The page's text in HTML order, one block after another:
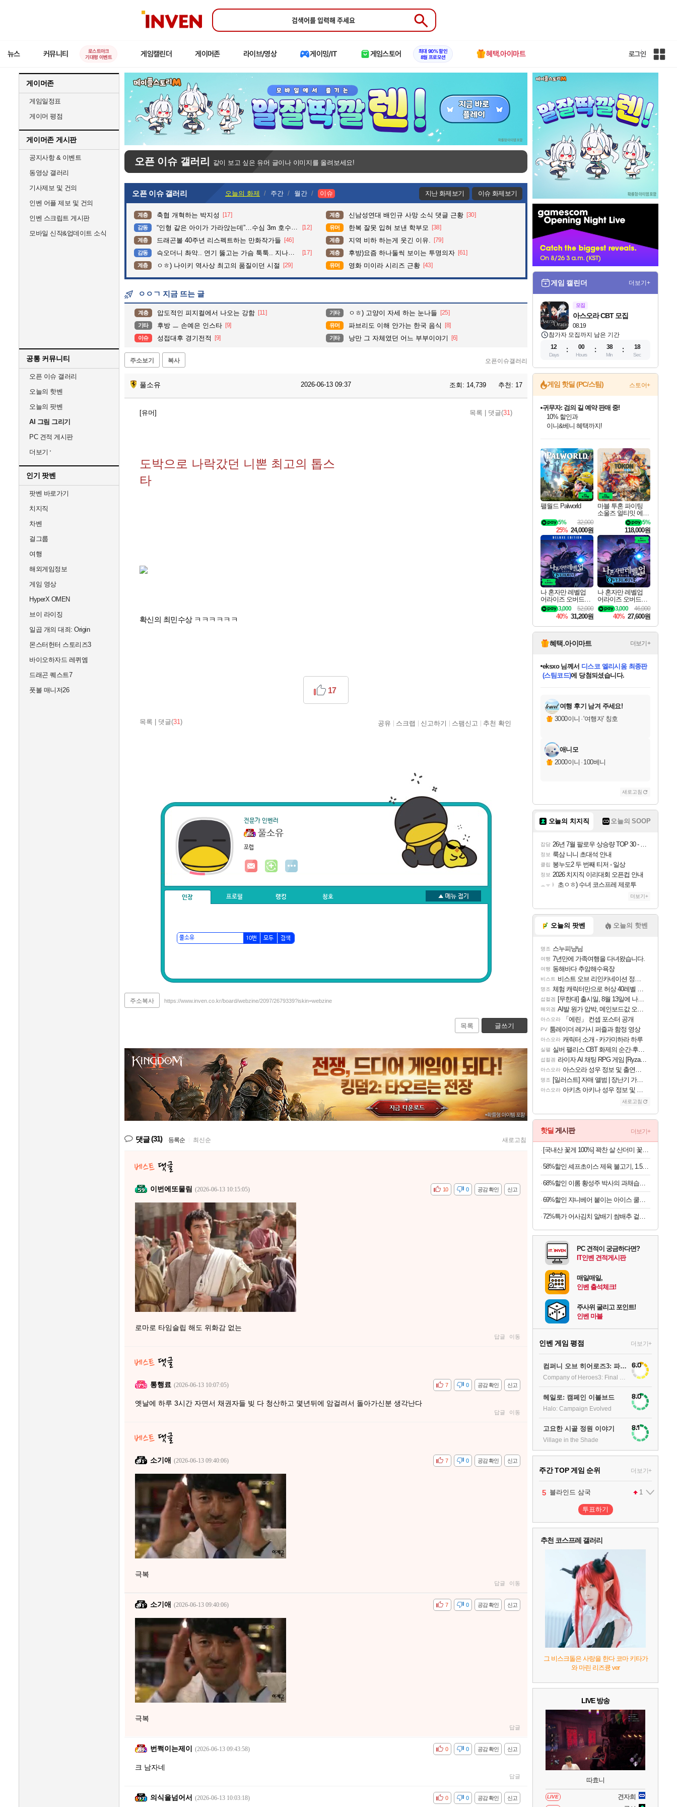
인
Submit
뉴스 커뮤니티
로스트아크
기대평 이벤트
게임캘린더 게이머존 라이브/영상 게이밍/IT 게임스토어
최대 90% 할인
8월 프로모션
혜택.아이마트 로그인
인
게이머존
게임일정표
게이머 평점
게이머존 게시판
공지사항 & 이벤트
동영상 갤러리
기사제보 및 건의
인벤 어플 제보 및 건의
인벤 스크립트 게시판
모바일 신작&업데이트 소식
공통 커뮤니티
오픈 이슈 갤러리
오늘의 핫벤
오늘의 팟벤
AI 그림 그리기
PC 견적 게시판
더보기
인기 팟벤
팟벤 바로가기
치지직
차벤
걸그룹
여행
해외게임정보
게임 영상
HyperX OMEN
브이 라이징
일곱 개의 대죄: Origin
몬스터헌터 스토리즈3
바이오하자드 레퀴엠
드래곤 퀘스트7
풋볼 매니저26
오픈 이슈 갤러리 같이 보고 싶은 유머 글이나 이미지를 올려보세요!
오픈 이슈 갤러리 오늘의 화제 주간 월간 이슈 지난 화제보기 이슈 화제보기
계층 축협 개혁하는 박지성 [17] 계층 신남성연대 배인규 사망 소식 댓글 근황 [30]
감동 “인형 같은 아이가 가라앉는데”…수심 3m 호수 뛰어든 60대 의인 [12] 유머 한복 잘못 입혀 보낸 학부모 [38]
계층 드래곤볼 40주년 리스펙트하는 만화작가들 [46] 계층 지역 비하 하는게 웃긴 이유. [79]
감동 슥오더니 촤악.. 연기 뚫고는 가슴 툭툭.. 지나가던 아재의 정체 [17] 계층 후방)요즘 하나둘씩 보이는 투명의자 [61]
계층 ㅇㅎ) 나이키 역사상 최고의 품질이던 시절 [29] 유머 영화 미이라 시리즈 근황 [43]
ㅇㅇㄱ 지금 뜨는 글
계층 압도적인 피지컬에서 나오는 강함 [11] 기타 ㅇㅎ) 고양이 자세 하는 눈나들 [25]
기타 후방 ㅡ 손예은 인스타 [9] 유머 파브리도 이해 안가는 한국 음식 [8]
이슈 성접대후 경기전적 [9] 기타 낭만 그 자체였던 어느 부부이야기 [6]
주소보기 복사 오픈이슈갤러리
풀소유 2026-06-13 09:37 조회: 14,739 추천: 17
[유머] 목록 댓글(31)
도박으로 나락갔던 니뽄 최고의 톱스
타
확신의 최민수상 ㅋㅋㅋㅋㅋㅋ
목록 댓글(31)
17
공유 스크랩 신고하기 스팸신고 추천 확인
전문가 인벤러
풀소유
쪼렙
인장 프로필 랭킹 칭호
10번 모두 검색
주소복사 https://www.inven.co.kr/board/webzine/2097/2679339?iskin=webzine
목록 글쓰기
댓글(31) 등록순 최신순 새로고침
이번에또물림 (2026-06-13 10:15:05) 신고
공감 확인
비공감 0
10
로마로 타임슬립 해도 위화감 없는
답글 이동
통행료 (2026-06-13 10:07:05) 신고
공감 확인
비공감 0
7
옛날에 하루 3시간 자면서 채권자들 빚 다 청산하고 몇년뒤에 암걸려서 돌아가신분 생각난다
답글 이동
소기애 (2026-06-13 09:40:06) 신고
공감 확인
비공감 0
7
극복
답글 이동
소기애 (2026-06-13 09:40:06) 신고
공감 확인
비공감 0
7
극복
답글
번쩍이는제이 (2026-06-13 09:43:58) 신고
공감 확인
비공감 0
0
크 남자네
답글
의식을넘어서 (2026-06-13 10:03:18) 신고
공감 확인
비공감 0
0
벤
게임 캘린더 더보기+
모집
08.19
아스오라 CBT 모집
참가자 모집까지 남은 기간
12
Days
00
Hours
38
Min
17
Sec
게임 핫딜 (PC/스팀) 스토어+
최대 90% 할인가를 만나보세요!
네이버혜택과 함께 만나보세요!
50%할인&추가 적립까지!
이니&베니 혜택까지!
비스트 오브 리인카네이션 정식 출시!
게임프릭 신작 IP
네이버 혜택가와 함께 예약하세요!
할인&네이버혜택으로 만나보세요!
네이버페이 혜택과 만나보세요!
40주년 프로모션으로 만나보세요!
네이버 포인트 혜택까지!
할인가에 만나보세요!
일부 에디션 상시 할인!
혜택으로 예약 판매 중
편안하게 충전하세요
팰월드 Palworld
32,000
5%
25% 24,000원
마블 투혼 파이팅
소울즈 얼티밋 에디
션 예약구매 MARV
EL Tokon Fighting S
ouls Ultimate Edition
Pre-Purchase
5%
118,000원
나 혼자만 레벨업
어라이즈 오버드라
이브 디럭스 에디션
Solo Leveling Arise
Overdrive Deluxe Edi
tion
52,000
3,000
40% 31,200원
나 혼자만 레벨업
어라이즈 오버드라
이브 Solo Leveling A
rise
46,000
3,000
40% 27,600원
혜택.아이마트 더보기+
당첨되셨습니다.
당첨되셨습니다.
eksxo님께서 디스코 엘리시움 최종판
(스팀코드)에 당첨되셨습니다.
당첨되셨습니다.
당첨되셨습니다.
에디션 (스팀코드) 를 교환.
당첨되셨습니다.
당첨되셨습니다.
당첨되셨습니다.
당첨되셨습니다.
여행 후기 남겨 주세요!
3000이니 ·'여행자' 칭호
애니모
2000이니 · 100베니
새로고침
오늘의 치지직 오늘의 SOOP
잡담 26년 7월 팔로우 상승량 TOP 30 - 월간 치지직
정보 룩삼 니니 초대석 안내
클립 봉누도2 두 번째 티저 - 일상
정보 2026 치지직 이리대회 오픈컵 안내
ㅗㅜㅑ 초ㅇㅎ) 수녀 코스프레 제로투
더보기+
오늘의 팟벤 오늘의 핫벤
명조 스누피냥님
여행 7년만에 가족여행을 다녀왔습니다.
여행 동해바다 추암해수욕장
비스트 비스트 오브 리인카네이션 정보/공략글 모음
명조 체험 캐릭터만으로 허상 40레벨 하이와티아 5분 컷!｜에이메스·린네·모니에 명함
섭컬겜 [무한대] 출시일, 8월 13일에 나오나
해외겜 AI발 원가 압박, 메인보드값 오르나
아스오라 「에린」 컨셉 포스터 공개
PV 툼레이더 레가시 퍼즐과 함정 영상
아스오라 캐릭터 소개 - 카가미하라 하루
실팰 실버 팰리스 CBT 화제의 순간·후기 모음
섭컬겜 라이자 AI 채팅 RPG 게임 [RyzaChat: AI] 공개
아스오라 아스오라 성우 정보 및 출연작 모음
명조 [일러스트] 자매 앨범 | 장난기 가득한 오후의 공원 (리메이크판)
아스오라 아키츠 아키나 성우 정보 및 주요 필모
새로고침
핫딜 게시판 더보기+
[국내산 꽃게 100%] 꽉찬 살 산더미 꽃게탕
58%할인 셰프초이스 제육 불고기, 1.5kg, 1개
68%할인 이롬 황성주 박사의 과채습관 퍼플, 190ml, 16개
69%할인 쟈니베어 붙이는 아이스 쿨패치 쿨링시트, 30개, 1팩
72%특가 어사김치 알배기 쌈배추 겉절이, 2kg, 1개
PC 견적이 궁금하다면?
IT인벤 견적게시판
매일매일,
인벤 출석체크!
주사위 굴리고 포인트!
인벤 마블
인벤 게임 평점 더보기+
컴퍼니 오브 히어로즈3: 파이널 스탠드 6.0
헤일로: 캠페인 이볼브드
Halo: Campaign Evolved
8.0
고요한 시골 정원 이야기
Village in the Shade
8.1
주간 TOP 게임 순위 더보기+
1 팰월드
2 1
3 프로야구스피리츠2026 2
4 드래곤소드 : 어웨이크닝 2
5 블라인드 삼국 1
6 그랑블루 판타지 리링크 - 엔드리스 라그나로크 1
리듬 천국 미라클 스타즈
헤일로: 캠페인 이볼브드
캡틴 츠바사 2 월드 파이터즈
레고 배트맨: 레거시 오브 더 다크 나이트
투표하기
추천 코스프레 갤러리
그 비스크돌은 사랑을 한다 코마 키타가
와 마린 리즈큥 ver
LIVE 방송
따효니
LIVE 견자희